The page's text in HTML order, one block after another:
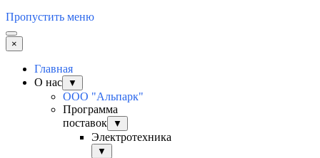
Пропустить меню
×
Главная
О нас
▼
ООО "Альпарк"
Программа
поставок
▼
Электротехника
▼